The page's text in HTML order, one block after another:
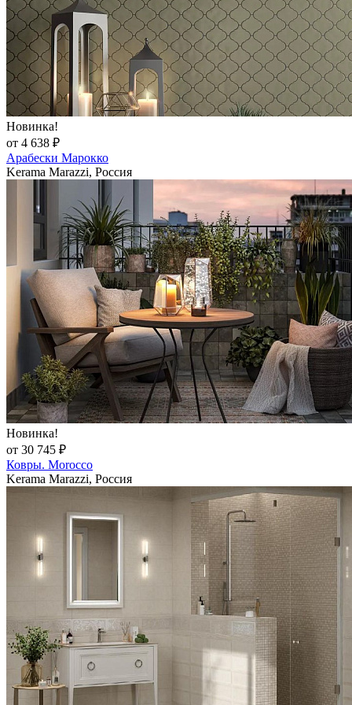
Новинка!
от 4 638 ₽
Арабески Марокко
Kerama Marazzi, Россия
Новинка!
от 30 745 ₽
Ковры. Morocco
Kerama Marazzi, Россия